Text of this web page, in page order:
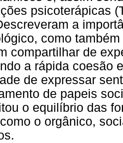
psicoterápicas
a
como
compartilhar de
a rápida coesão
de expressar
de papeis
o equilíbrio das
o orgânico,